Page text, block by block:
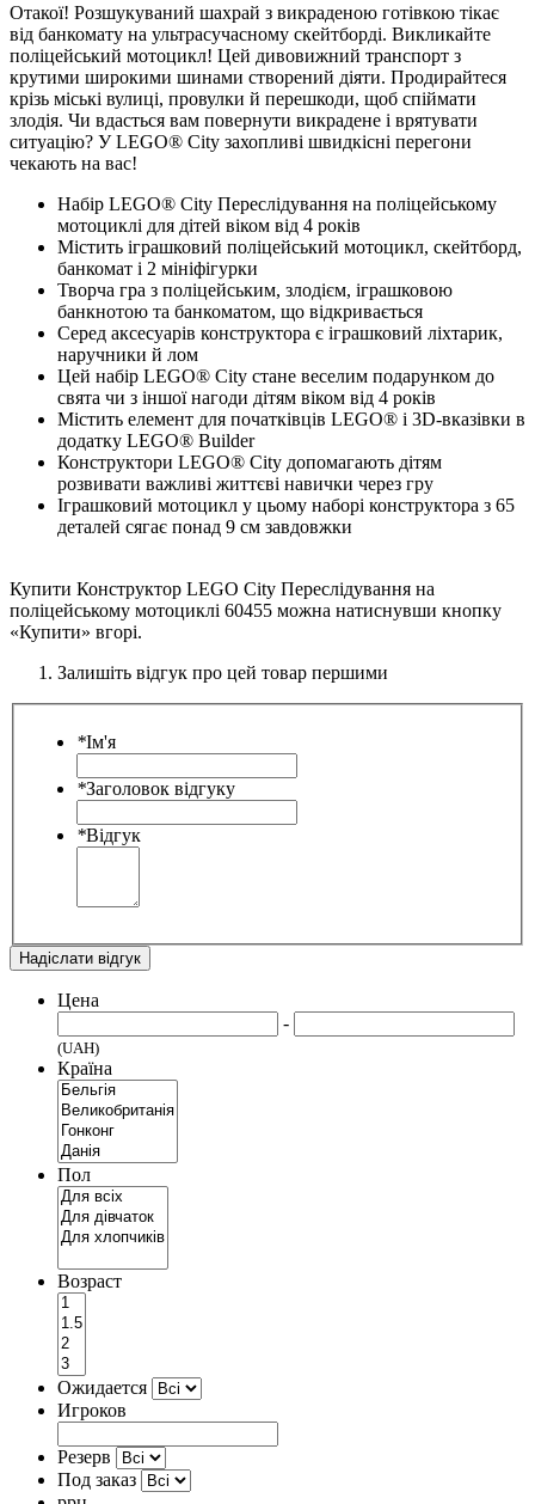
Отакої! Розшукуваний шахрай з викраденою готівкою тікає
від банкомату на ультрасучасному скейтборді. Викликайте
поліцейський мотоцикл! Цей дивовижний транспорт з
крутими широкими шинами створений діяти. Продирайтеся
крізь міські вулиці, провулки й перешкоди, щоб спіймати
злодія. Чи вдасться вам повернути викрадене і врятувати
ситуацію? У LEGO® City захопливі швидкісні перегони
чекають на вас!
Набір LEGO® City Переслідування на поліцейському
мотоциклі для дітей віком від 4 років
Містить іграшковий поліцейський мотоцикл, скейтборд,
банкомат і 2 мініфігурки
Творча гра з поліцейським, злодієм, іграшковою
банкнотою та банкоматом, що відкривається
Серед аксесуарів конструктора є іграшковий ліхтарик,
наручники й лом
Цей набір LEGO® City стане веселим подарунком до
свята чи з іншої нагоди дітям віком від 4 років
Містить елемент для початківців LEGO® і 3D-вказівки в
додатку LEGO® Builder
Конструктори LEGO® City допомагають дітям
розвивати важливі життєві навички через гру
Іграшковий мотоцикл у цьому наборі конструктора з 65
деталей сягає понад 9 см завдовжки
Купити Конструктор LEGO City Переслідування на
поліцейському мотоциклі 60455 можна натиснувши кнопку
«Купити» вгорі.
Залишіть відгук про цей товар першими
*Ім'я
*Заголовок відгуку
*Відгук
Надіслати відгук
Цена
-
(UAH)
Країна
Пол
Возраст
Ожидается
Игроков
Резерв
Под заказ